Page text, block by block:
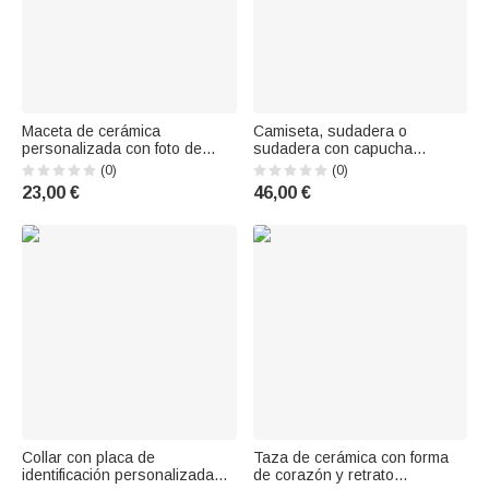
Maceta de cerámica
personalizada con foto de
mascota, estilo porcelana azul
y blanca, con nombre y
bandeja de bambú; decoración
conmemorativo o de
(0)
23,00 €
Camiseta, sudadera o
sudadera con capucha
personalizada, multicolor y
bordada con foto de perro o
gato, con nombre y año;
los amantes de las mascotas
(0)
46,00 €
Collar con placa de
identificación personalizada
Taza de cerámica con forma
de corazón y retrato